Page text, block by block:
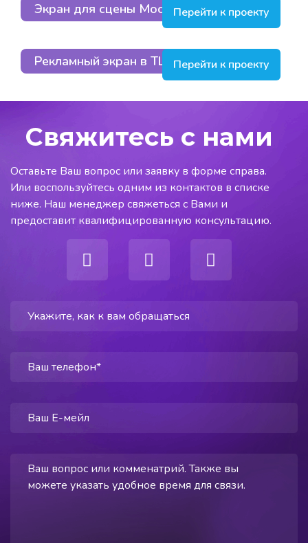
Экран для сцены МоскваПерейти к проекту
Рекламный экран в ТЦ в Москве
Перейти к проекту
Свяжитесь с нами
Оставьте Ваш вопрос или заявку в форме справа.
Или воспользуйтесь одним из контактов в списке
ниже. Наш менеджер свяжеться с Вами и
предоставит квалифицированную консультацию.